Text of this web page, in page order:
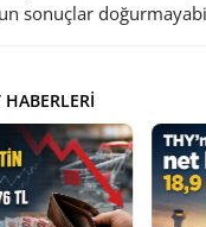
sonuçlar